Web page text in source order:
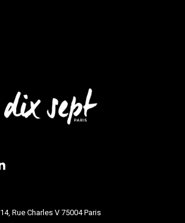
14, Rue Charles V 75004 Paris